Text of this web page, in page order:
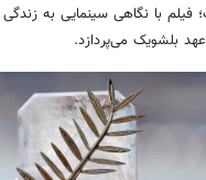
است؛ فیلم با نگاهی سینمایی به
بلشویک می‌پردازد.